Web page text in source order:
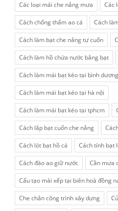
Các loại mái che nắng mưa Các
Cách chống thấm ao cá Cách
Cách làm bạt che nắng tự cuốn
Cách làm hồ chứa nước bằng bạt
Cách làm mái bạt kéo tại bình dương
Cách làm mái bạt kéo tại hà nội
Cách làm mái bạt kéo tại tphcm
Cách lắp bạt cuốn che nắng
Cách lót bạt hồ cá Cách tính bạt
Cách đào ao giữ nước Cần mưa
Cấu tạo mái xếp tại biên hoà đồng
Che chắn công trình xây dựng